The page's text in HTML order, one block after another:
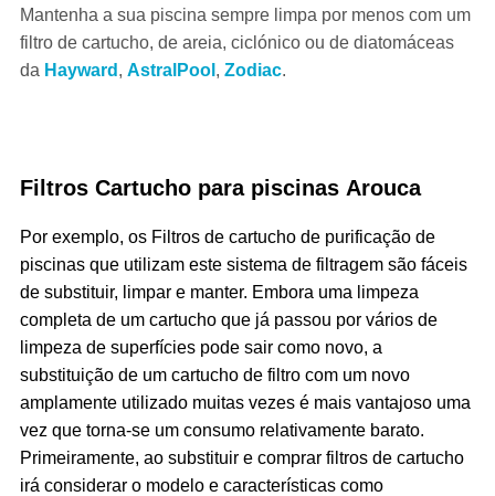
Mantenha a sua piscina sempre limpa por menos com um
filtro de cartucho, de areia, ciclónico ou de diatomáceas
da Hayward , AstralPool , Zodiac.
Filtros Cartucho para piscinas Arouca
Por exemplo, os Filtros de cartucho de purificação de
piscinas que utilizam este sistema de filtragem são fáceis
de substituir, limpar e manter. Embora uma limpeza
completa de um cartucho que já passou por vários de
limpeza de superfícies pode sair como novo, a
substituição de um cartucho de filtro com um novo
amplamente utilizado muitas vezes é mais vantajoso uma
vez que torna-se um consumo relativamente barato.
Primeiramente, ao substituir e comprar filtros de cartucho
irá considerar o modelo e características como